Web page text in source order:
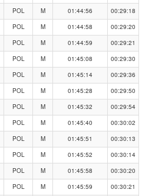
POL M 01:44:56
00:29:18
POL M 01:44:58
00:29:20
POL M 01:44:59
00:29:21
POL M 01:45:08
00:29:30
POL M 01:45:14
00:29:36
POL M 01:45:28
00:29:50
POL M 01:45:32
00:29:54
POL M 01:45:40
00:30:02
POL M 01:45:51
00:30:13
POL M 01:45:52
00:30:14
POL M 01:45:58
00:30:20
POL M 01:45:59
00:30:21